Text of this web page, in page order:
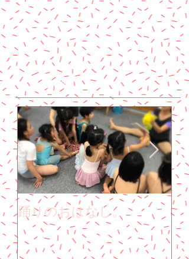
Featured Posts
踊りのおはなし。 子